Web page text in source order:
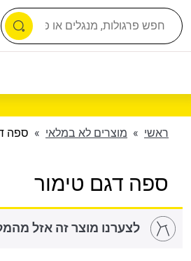
ראשי » מוצרים לא במלאי » ספה
ספה דגם טימור
לצערנו מוצר זה אזל